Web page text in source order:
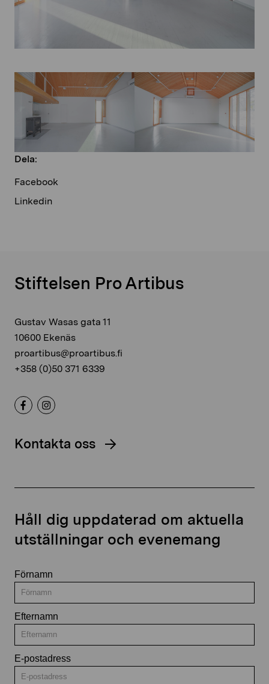
Dela:
Facebook
Linkedin
Stiftelsen Pro Artibus
Gustav Wasas gata 11
10600 Ekenäs
proartibus@proartibus.fi
+358 (0)50 371 6339
Kontakta oss
Håll dig uppdaterad om aktuella
utställningar och evenemang
Förnamn
Efternamn
E-postadress